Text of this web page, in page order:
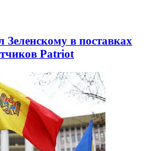
Зеленскому в поставках
Patriot